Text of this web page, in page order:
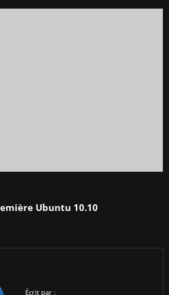
Ubuntu 10.10
Écrit par :